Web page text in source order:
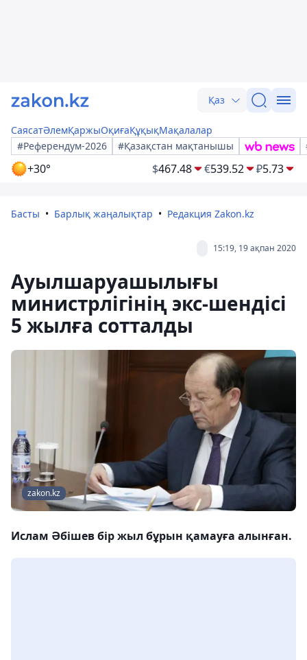
Қаз
СаясатӘлемҚаржыОқиғаҚұқықМақалалар
#Референдум-2026
#Қазақстан мақтанышы
+30° $467.48 €539.52 ₽5.73
Басты Барлық жаңалықтар Редакция Zakon.kz
15:19, 19 ақпан 2020
Ауылшаруашылығы
министрлігінің экс-шендісі
5 жылға сотталды
zakon.kz
Ислам Әбішев бір жыл бұрын қамауға алынған.